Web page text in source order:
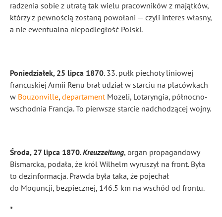
radzenia sobie z utratą tak wielu pracowników z majątków,
którzy z pewnością zostaną powołani — czyli interes własny,
a nie ewentualna niepodległość Polski.
Poniedziałek, 25 lipca 1870. 33. pułk piechoty liniowej
francuskiej Armii Renu brał udział w starciu na placówkach
w Bouzonville, departamentMozeli, Lotaryngia, północno-
wschodnia Francja. To pierwsze starcie nadchodzącej wojny.
Środa, 27 lipca 1870.Kreuzzeitung, organ propagandowy
Bismarcka, podała, że król Wilhelm wyruszył na front. Była
to dezinformacja. Prawda była taka, że pojechał
do Moguncji, bezpiecznej, 146.5 km na wschód od frontu.
*